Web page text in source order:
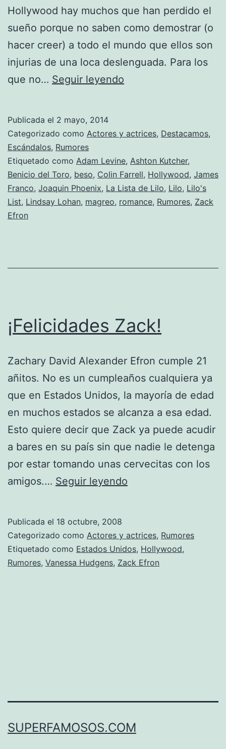
Hollywood hay muchos que han perdido el
sueño porque no saben como demostrar (o
hacer creer) a todo el mundo que ellos son
injurias de una loca deslenguada. Para los
que no… Seguir leyendo
que
ha
liado
con
Publicada el 2 mayo, 2014
Categorizado como Actores y actrices, Destacamos,
Escándalos, Rumores
Etiquetado como Adam Levine, Ashton Kutcher,
Benicio del Toro, beso, Colin Farrell, Hollywood, James
Franco, Joaquin Phoenix, La Lista de Lilo, Lilo, Lilo's
List, Lindsay Lohan, magreo, romance, Rumores, Zack
Efron
¡Felicidades Zack!
Zachary David Alexander Efron cumple 21
añitos. No es un cumpleaños cualquiera ya
que en Estados Unidos, la mayoría de edad
en muchos estados se alcanza a esa edad.
Esto quiere decir que Zack ya puede acudir
a bares en su país sin que nadie le detenga
por estar tomando unas cervecitas con los
amigos.… Seguir leyendo
Publicada el 18 octubre, 2008
Categorizado como Actores y actrices, Rumores
Etiquetado como Estados Unidos, Hollywood,
Rumores, Vanessa Hudgens, Zack Efron
SUPERFAMOSOS.COM